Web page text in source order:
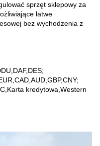
sprzęt sklepowy za
łatwe
bez wychodzenia z
kredytowa,Western